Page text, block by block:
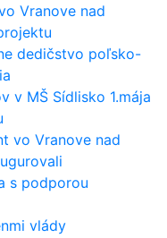
Vranove nad
dedičstvo poľsko-
v MŠ Sídlisko 1.mája
vo Vranove nad
s podporou
vlády